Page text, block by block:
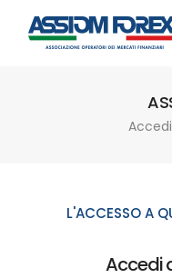
L'ACCESSO A
Accedi